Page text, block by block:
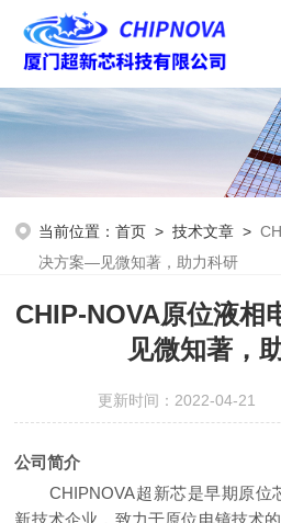
当前位置：首页 >技术文章 >
决方案—见微知著，助力科研
CHIP-NOVA原位液
见微知著，
更新时间：2022-04-21
公司简介
CHIPNOVA超新芯是早期原位
新技术企业，致力于原位电镜技术